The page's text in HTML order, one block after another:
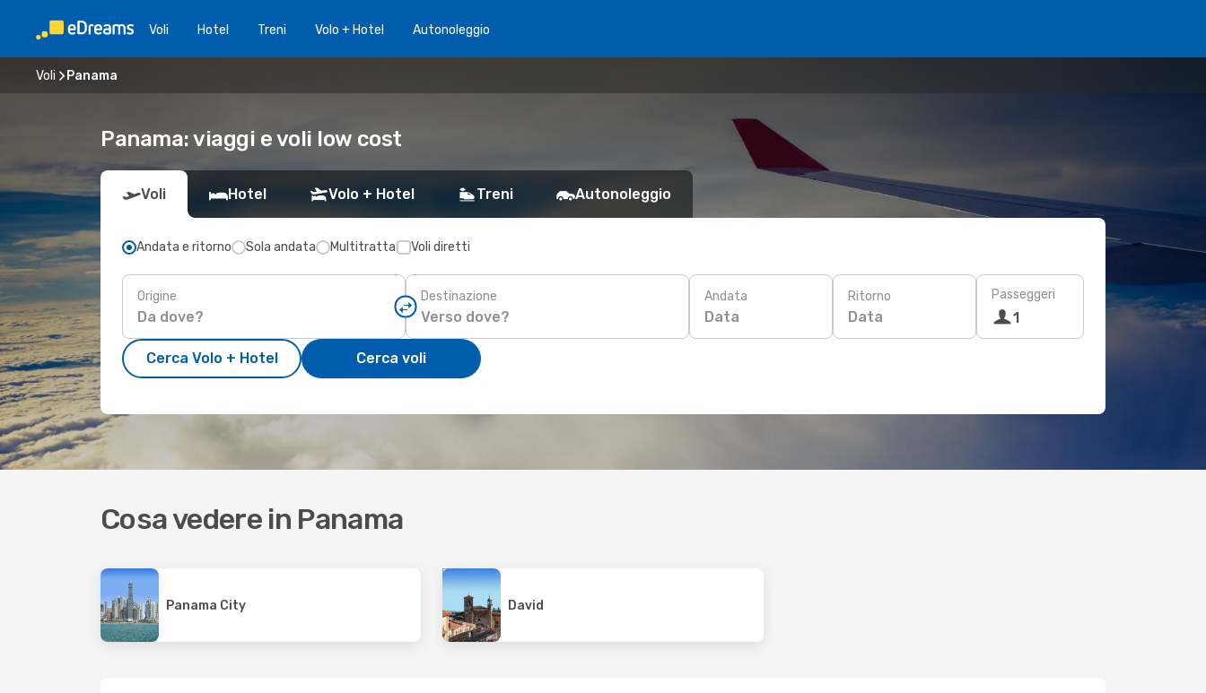
Voli Hotel Treni Volo + Hotel Autonoleggio
Voli Panama
Panama: viaggi e voli low cost
Voli Hotel Volo + Hotel Treni Autonoleggio
Andata e ritorno Sola andata Multitratta Voli diretti
Origine Destinazione Andata
Data
Ritorno
Data
Passeggeri
1
Cerca Volo + Hotel Cerca voli
Cosa vedere in Panama
Panama City David